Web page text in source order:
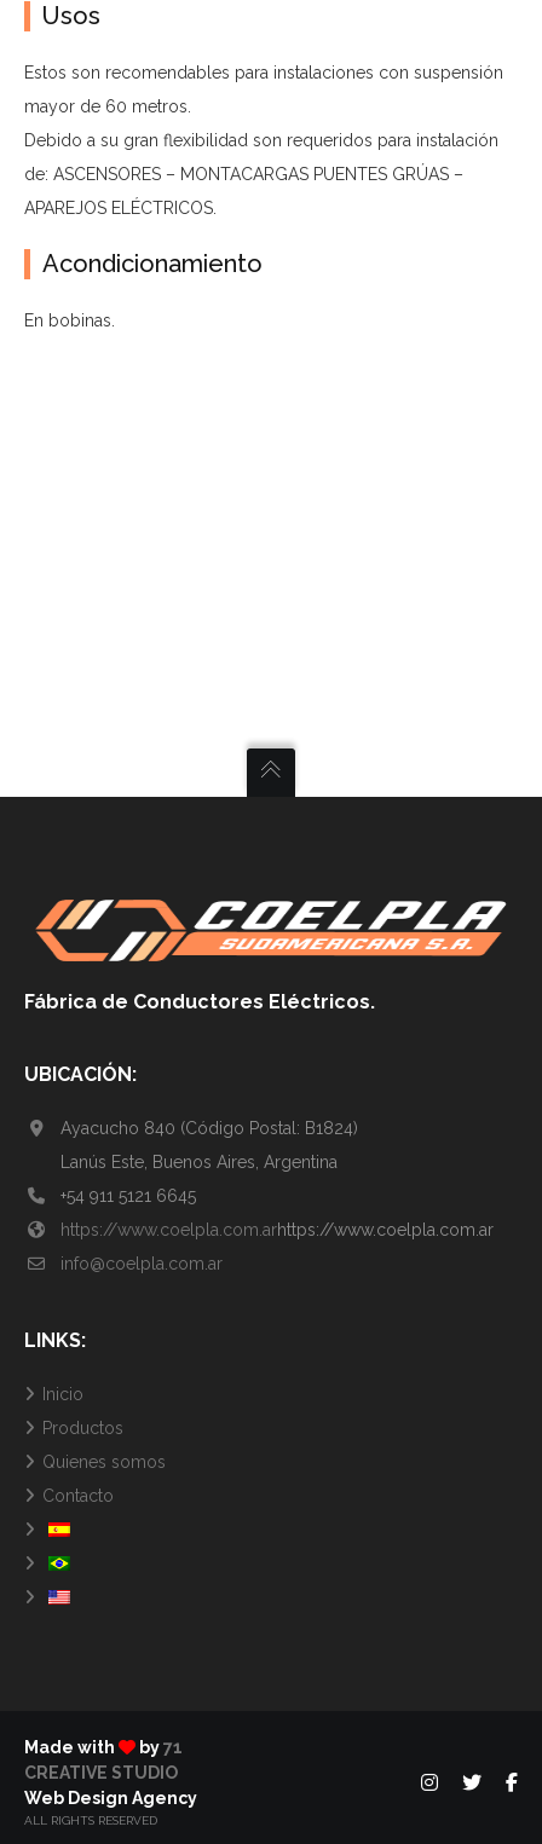
Usos
Estos son recomendables para instalaciones con suspensión
mayor de 60 metros.
Debido a su gran flexibilidad son requeridos para instalación
de: ASCENSORES – MONTACARGAS PUENTES GRÚAS –
APAREJOS ELÉCTRICOS.
Acondicionamiento
En bobinas.
Fábrica de Conductores Eléctricos.
UBICACIÓN:
Ayacucho 840 (Código Postal: B1824)
Lanús Este, Buenos Aires, Argentina
+54 911 5121 6645
https://www.coelpla.com.arhttps://www.coelpla.com.ar
info@coelpla.com.ar
LINKS:
Inicio
Productos
Quienes somos
Contacto
Made with by71
CREATIVE STUDIO
Web Design Agency
ALL RIGHTS RESERVED